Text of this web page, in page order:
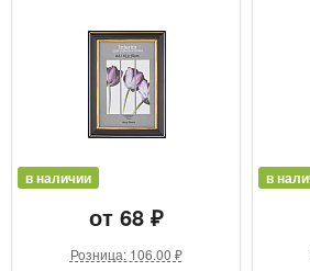
в наличии
от 68 ₽
Розница: 106.00 ₽
в